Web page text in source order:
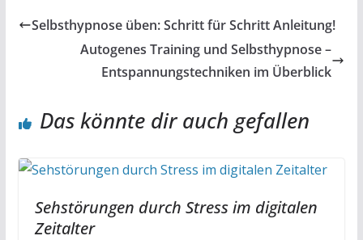
Selbsthypnose üben: Schritt für Schritt Anleitung!
Autogenes Training und Selbsthypnose –
Entspannungstechniken im Überblick
Das könnte dir auch gefallen
Sehstörungen durch Stress im digitalen
Zeitalter